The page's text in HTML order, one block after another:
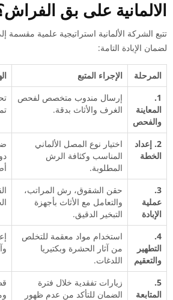
الالمانية على بق
تتبع الشركة الألمانية استراتيجية علمية
لضمان الإبادة التامة:
المرحلة الإجراء المتبع
1.
المعاينة
والفحص
إرسال مندوب متخصص لفحص
الغرف والأثاث بدقة.
2. إعداد
الخطة
اختيار نوع المصل الألماني
المناسب وكثافة الرش
المطلوبة.
3.
عملية
الإبادة
حقن الشقوق، رش المراتب،
والتعامل مع الأثاث بأجهزة
التبخير الدقيق.
4.
التطهير
والتعقيم
استخدام مواد معقمة للتخلص
من آثار الحشرة وبكتيريا
اللدغات.
5.
المتابعة
زيارات تفقدية خلال فترة
الضمان للتأكد من عدم ظهور